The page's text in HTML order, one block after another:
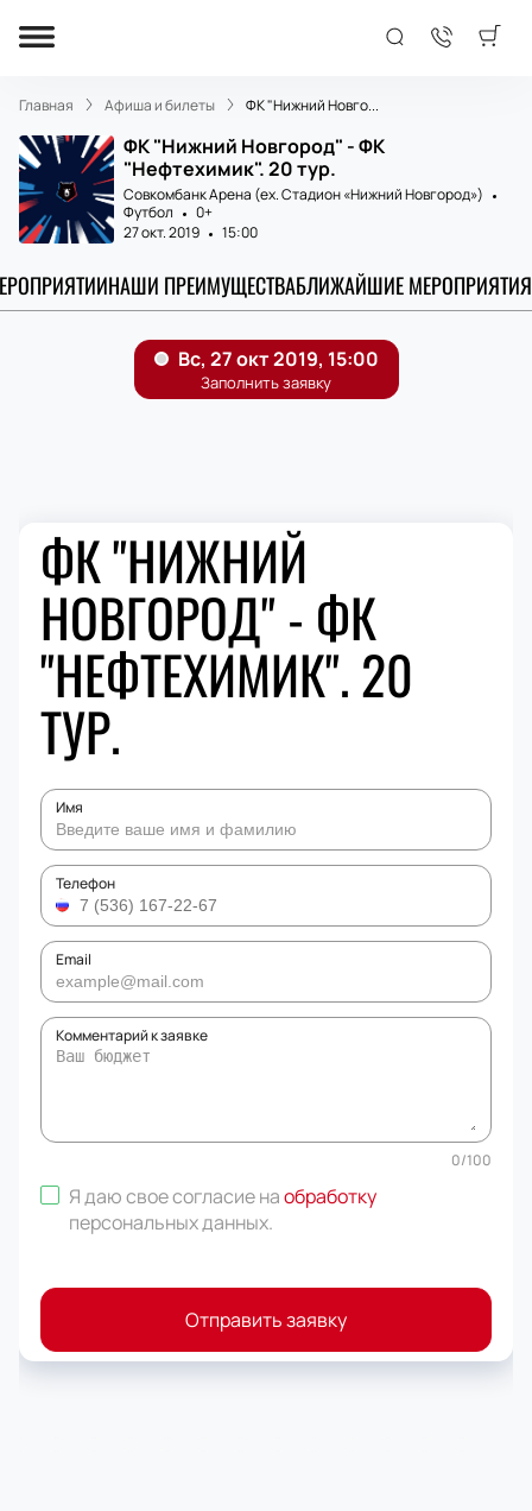
Главная Афиша и билеты ФК "Нижний Новго...
ФК "Нижний Новгород" - ФК
"Нефтехимик". 20 тур.
Совкомбанк Арена (ex. Стадион «Нижний Новгород»)
Футбол
0+
27 окт. 2019
15:00
НАШИ ПРЕИМУЩЕСТВАБЛИЖАЙШИЕ МЕРОПРИЯТИЯ
ФК "НИЖНИЙ
НОВГОРОД" - ФК
"НЕФТЕХИМИК". 20
ТУР.
Имя
Телефон
Email
Комментарий к заявке
0/100
Я даю свое согласие наобработку
персональных данных.
Отправить заявку